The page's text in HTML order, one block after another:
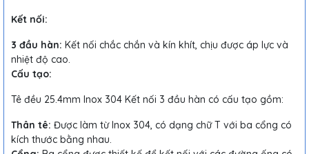
Kết nối:
3 đầu hàn: Kết nối chắc chắn và kín khít, chịu được áp lực và
nhiệt độ cao.
Cấu tạo:
Tê đều 25.4mm Inox 304 Kết nối 3 đầu hàn có cấu tạo gồm:
Thân tê: Được làm từ Inox 304, có dạng chữ T với ba cổng có
kích thước bằng nhau.